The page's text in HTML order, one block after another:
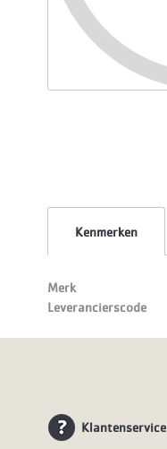
Kenmerken
Merk
Leverancierscode
Klantenservice